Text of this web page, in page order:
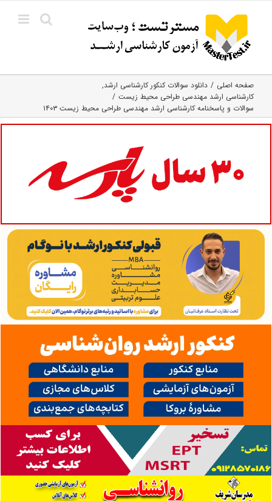
content
صفحه اصلی
دانلود سوالات کنکور کارشناسی ارشد
کارشناسی ارشد مهندسی طراحی محیط زیست
سوالات و پاسخنامه کارشناسی ارشد مهندسی طراحی محیط زیست ۱۴۰۳